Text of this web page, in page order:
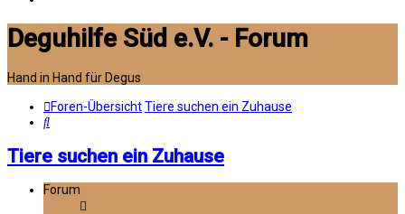
Deguhilfe Süd e.V. - Forum
Hand in Hand für Degus
Foren-ÜbersichtTiere suchen ein Zuhause
Suche
Tiere suchen ein Zuhause
Forum